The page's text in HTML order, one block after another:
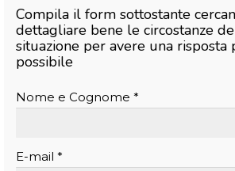
Compila il form sottostante
dettagliare bene le circostanze
situazione per avere una risposta
possibile
Nome e Cognome *
E-mail *